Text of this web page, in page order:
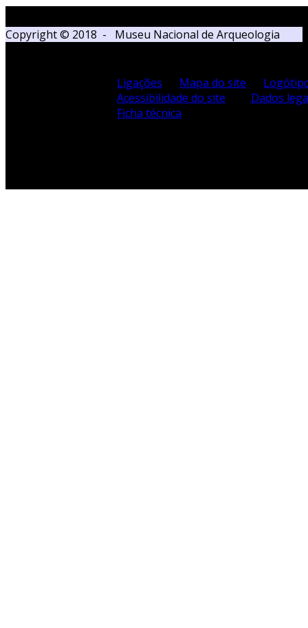
Ligações Mapa do site
Acessibilidade do site
Dados
Ficha técnica
Copyright © 2018 - Museu Nacional de Arqueologia